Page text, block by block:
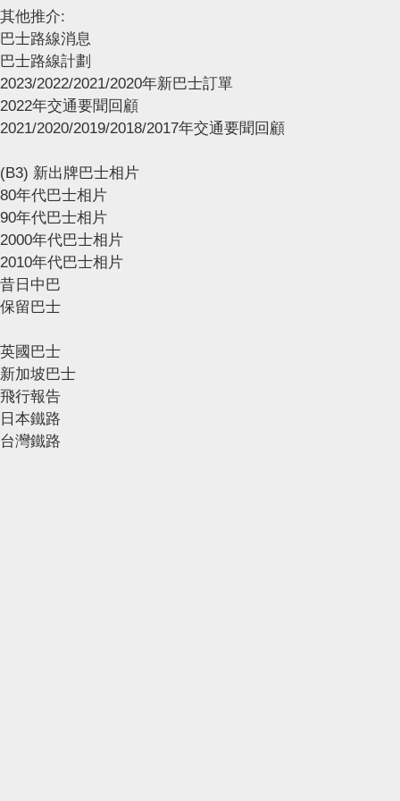
其他推介:
巴士路線消息
巴士路線計劃
2023/2022/2021/2020年新巴士訂單
2022年交通要聞回顧
2021/2020/2019/2018/2017年交通要聞回顧
(B3) 新出牌巴士相片
80年代巴士相片
90年代巴士相片
2000年代巴士相片
2010年代巴士相片
昔日中巴
保留巴士
英國巴士
新加坡巴士
飛行報告
日本鐵路
台灣鐵路